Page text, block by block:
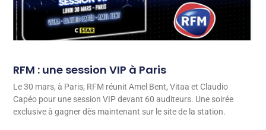
RFM : une session VIP à Paris
Le 30 mars, à Paris, RFM réunit Amel Bent, Vitaa et Claudio
Capéo pour une session VIP devant 60 auditeurs. Une soirée
exclusive à gagner dès maintenant sur le site de la station.